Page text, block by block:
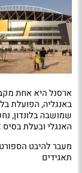
ארסנל היא אחת
באנגליה, הפועלת
שמושבה בלונדון,
האנגלי ובעלת
מעבר להיבט
תאגידים